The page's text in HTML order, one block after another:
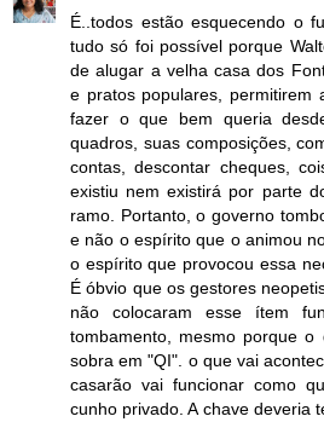
É..todos estão esquecendo o
tudo só foi possível porque
de alugar a velha casa dos
e pratos populares, permitirem
fazer o que bem queria
quadros, suas composições,
contas, descontar cheques,
existiu nem existirá por parte
ramo. Portanto, o governo
e não o espírito que o animou
o espírito que provocou essa
É óbvio que os gestores
não colocaram esse ítem
tombamento, mesmo porque
sobra em "QI". o que vai
casarão vai funcionar como
cunho privado. A chave deveria